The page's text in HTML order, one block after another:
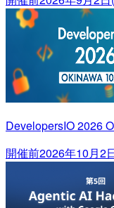
DevelopersIO 2026
開催前2026年10月2